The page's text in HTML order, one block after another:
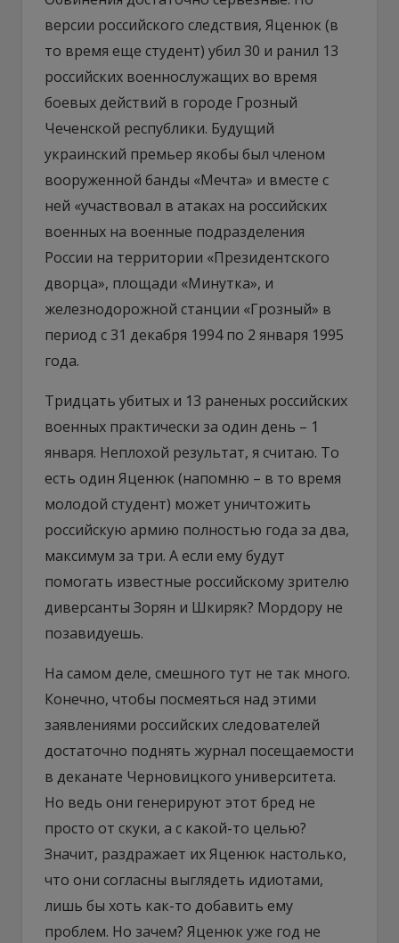
версии российского следствия, Яценюк (в
то время еще студент) убил 30 и ранил 13
российских военнослужащих во время
боевых действий в городе Грозный
Чеченской республики. Будущий
украинский премьер якобы был членом
вооруженной банды «Мечта» и вместе с
ней «участвовал в атаках на российских
военных на военные подразделения
России на территории «Президентского
дворца», площади «Минутка», и
железнодорожной станции «Грозный» в
период с 31 декабря 1994 по 2 января 1995
года.
Тридцать убитых и 13 раненых российских
военных практически за один день – 1
января. Неплохой результат, я считаю. То
есть один Яценюк (напомню – в то время
молодой студент) может уничтожить
российскую армию полностью года за два,
максимум за три. А если ему будут
помогать известные российскому зрителю
диверсанты Зорян и Шкиряк? Мордору не
позавидуешь.
На самом деле, смешного тут не так много.
Конечно, чтобы посмеяться над этими
заявлениями российских следователей
достаточно поднять журнал посещаемости
в деканате Черновицкого университета.
Но ведь они генерируют этот бред не
просто от скуки, а с какой-то целью?
Значит, раздражает их Яценюк настолько,
что они согласны выглядеть идиотами,
лишь бы хоть как-то добавить ему
проблем. Но зачем? Яценюк уже год не